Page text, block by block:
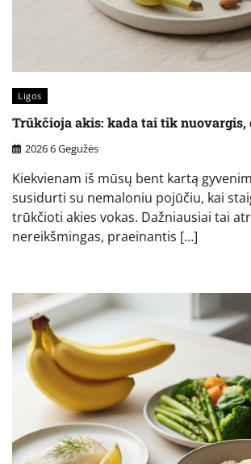
Ligos
Trūkčioja akis: kada tai tik nuovargis,
2026 6 Gegužės
Kiekvienam iš mūsų bent kartą
susidurti su nemaloniu pojūčiu, kai
trūkčioti akies vokas. Dažniausiai tai
nereikšmingas, praeinantis […]